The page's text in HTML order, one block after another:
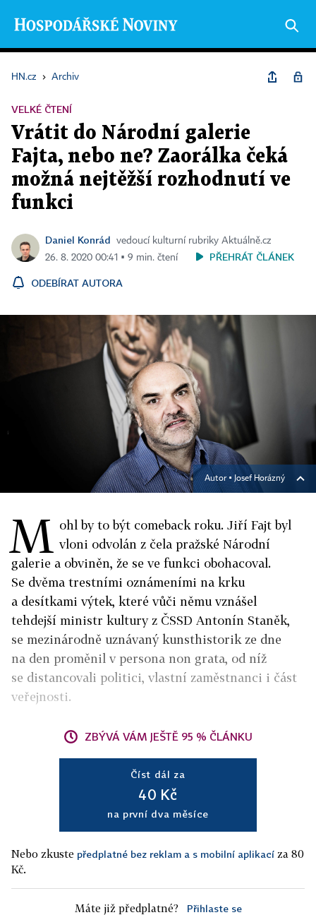
HN.cz › Archiv
VELKÉ ČTENÍ
Vrátit do Národní galerie
Fajta, nebo ne? Zaorálka čeká
možná nejtěžší rozhodnutí ve
funkci
Daniel Konrád
vedoucí kulturní rubriky Aktuálně.cz
26. 8. 2020 00:41 ▪ 9 min. čtení
PŘEHRÁT ČLÁNEK
ODEBÍRAT AUTORA
Autor ▪Josef Horázný
M ohl by to být comeback roku. Jiří Fajt byl
vloni odvolán z čela pražské Národní
galerie a obviněn, že se ve funkci obohacoval.
Se dvěma trestními oznámeními na krku
a desítkami výtek, které vůči němu vznášel
tehdejší ministr kultury z ČSSD Antonín Staněk,
se mezinárodně uznávaný kunsthistorik ze dne
na den proměnil v persona non grata, od níž
se distancovali politici, vlastní zaměstnanci i část
veřejnosti.
ZBÝVÁ VÁM JEŠTĚ 95 % ČLÁNKU
Číst dál za
40 Kč
na první dva měsíce
Nebo zkuste předplatné bez reklam a s mobilní aplikací za 80
Kč.
Máte již předplatné? Přihlaste se